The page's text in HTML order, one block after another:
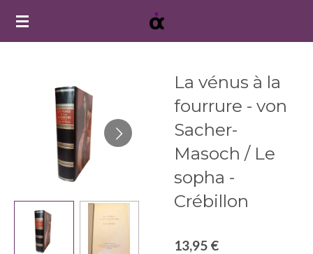
Passer
La vénus à la
fourrure - von
Sacher-
Masoch / Le
sopha -
Crébillon
13,95 €